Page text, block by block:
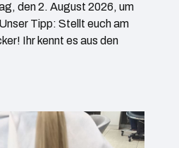
den 2. August 2026, um
Tipp: Stellt euch am
Ihr kennt es aus den